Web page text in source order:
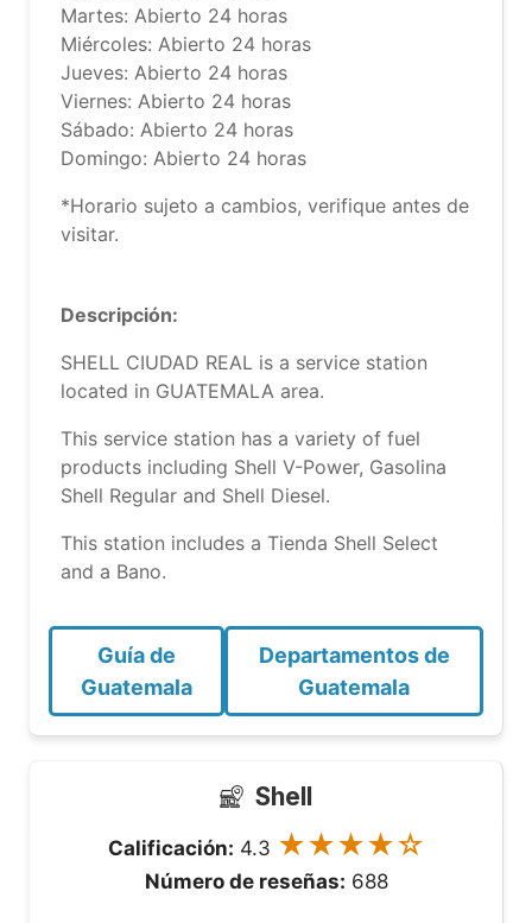
Martes: Abierto 24 horas
Miércoles: Abierto 24 horas
Jueves: Abierto 24 horas
Viernes: Abierto 24 horas
Sábado: Abierto 24 horas
Domingo: Abierto 24 horas
*Horario sujeto a cambios, verifique antes de
visitar.
Descripción:
SHELL CIUDAD REAL is a service station
located in GUATEMALA area.
This service station has a variety of fuel
products including Shell V-Power, Gasolina
Shell Regular and Shell Diesel.
This station includes a Tienda Shell Select
and a Bano.
Guía de
Guatemala
Departamentos de
Guatemala
Shell
Calificación: 4.3 ★★★★☆
Número de reseñas: 688